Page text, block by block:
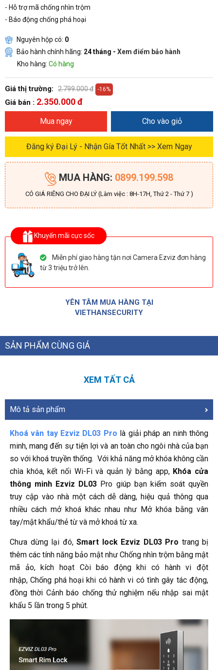
- Hỗ trợ mã chống nhìn trộm
- Báo động chống phá hoại
Nguyên hộp có: 0
Bảo hành chính hãng: 24 tháng - Xem điểm bảo hành
Kho hàng: Có hàng
Giá thị trường: 2.799.000 đ -16%
Giá bán : 2.350.000 đ
Mua ngay Cho vào giỏ
Đăng ký Đại Lý - Nhận Gía Tốt Nhất >> Xem Ngay
MUA HÀNG: 0899.199.598
CÓ GIÁ RIÊNG CHO ĐẠI LÝ (Làm việc : 8H-17H, Thứ 2 - Thứ 7 )
Khuyến mãi cực sốc
Miễn phí giao hàng tận nơi Camera Ezviz đơn hàng
từ 3 triệu trở lên.
YÊN TÂM MUA HÀNG TẠI
VIETHANSECURITY
SẢN PHẨM CÙNG GIÁ
XEM TẤT CẢ
Mô tả sản phẩm
Khoá vân tay Ezviz DL03 Pro là giải pháp an ninh thông
minh, mang đến sự tiện lợi và an toàn cho ngôi nhà của bạn
so với khoá truyền thống. Với khả năng mở khóa không cần
chìa khóa, kết nối Wi-Fi và quản lý bằng app, Khóa cửa
thông minh Ezviz DL03 Pro giúp bạn kiểm soát quyền
truy cập vào nhà một cách dễ dàng, hiệu quả thông qua
nhiều cách mở khoá khác nhau như Mở khóa bằng vân
tay/mật khẩu/thẻ từ và mở khoá từ xa.
Chưa dừng lại đó, Smart lock Ezviz DL03 Pro trang bị
thêm các tính năng bảo mật như Chống nhìn trộm bằng mật
mã ảo, kích hoạt Còi báo động khi có hành vi đột
nhập, Chống phá hoại khi có hành vi có tình gây tác động,
đồng thời Cảnh báo chống thử nghiệm nếu nhập sai mật
khẩu 5 lần trong 5 phút.